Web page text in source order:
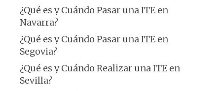
¿Qué es y Cuándo Pasar una ITE en
Navarra?
¿Qué es y Cuándo Pasar una ITE en
Segovia?
¿Qué es y Cuándo Realizar una ITE en
Sevilla?